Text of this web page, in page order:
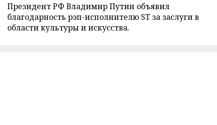
Президент РФ Владимир Путин объявил
благодарность рэп-исполнителю ST за заслуги в
области культуры и искусства.